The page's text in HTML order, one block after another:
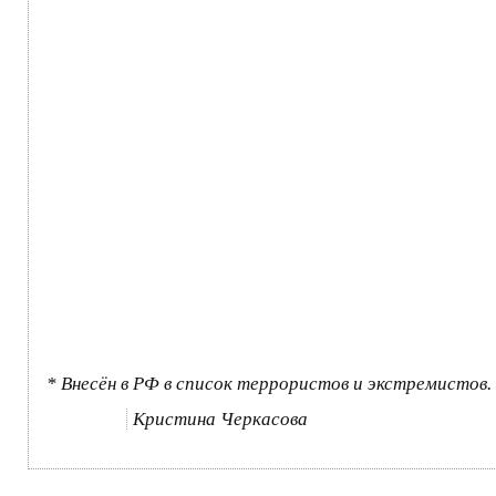
* Внесён в РФ в список террористов и экстремистов.
Кристина Черкасова